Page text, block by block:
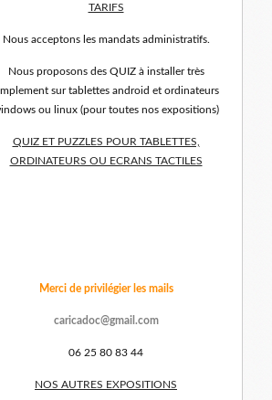
TARIFS
Nous acceptons les mandats administratifs.
Nous proposons des QUIZ à installer très
sur tablettes android et ordinateurs
ou linux (pour toutes nos expositions)
QUIZ ET PUZZLES POUR TABLETTES,
ORDINATEURS OU ECRANS TACTILES
Merci de privilégier les mails
caricadoc@gmail.com
06 25 80 83 44
NOS AUTRES EXPOSITIONS